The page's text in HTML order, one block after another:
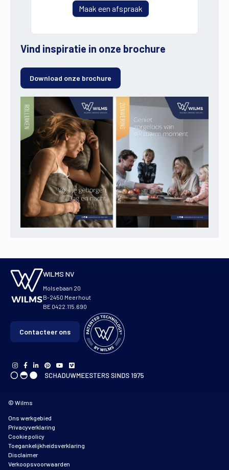
Maak een afspraak
Vind inspiratie in onze brochure
Download onze brochure
WILMS NV
Molsebaan 20
B-2450 Meerhout
BE 0422.115.690
Contacteer ons
© Wilms
Ons werkgebied
Privacyverklaring
Cookie policy
Toegankelijkheidsverklaring
Disclaimer
Verkoopsvoorwaarden